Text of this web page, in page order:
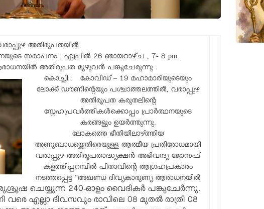
അതിരൂപതയിൽ
സമാപനം : ഏപ്രിൽ 26 ഞായറാഴ്ച , 7- 8 pm.
അതിരൂപത മുഴുവൻ പങ്കുചേരുന്നു .
കൊച്ചി : കോവിഡ് – 19 മഹാമാരിയുടെയും
ലോക്ക് ഡൗണിൻ്റെയും പശ്ചാത്തലത്തിൽ, വരാപ്പുഴ
അതിരൂപത കരുതലിൻ്റെ
സ്നേഹപ്രവർത്തികൾക്കൊപ്പം പ്രാർത്ഥനയുടെ
കരങ്ങളും ഉയർത്തുന്നു.
ലോകത്തെ ഭീതിയിലാഴ്ത്തിയ
അണുബാധയ്ക്കെതിരെയുള്ള ആത്മീയ പ്രതിരോധമായി
വരാപ്പുഴ അതിരൂപതാദ്ധ്യക്ഷൻ അഭിവന്ദ്യ ജോസഫ്
കളത്തിപ്പറമ്പിൽ പിതാവിൻ്റെ ആഗ്രഹപ്രകാരം
നടത്തപ്പെട്ട “അഖണ്ഡ ദിവ്യകാരുണ്യ ആരാധനയിൽ
ചെയ്യുന്ന 240-ഓളം വൈദികർ പങ്കുചേർന്നു.
വരെ എല്ലാ ദിവസവും രാവിലെ 08 മുതൽ രാത്രി 08